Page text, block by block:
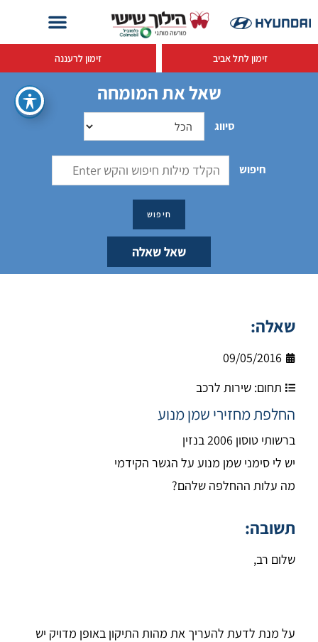
זימון לתל אביב זימון לרעננה
שאל את המומחה
סיווג
חיפוש
שאל שאלה
שאלה:
09/05/2016
תחום: שירות לרכב
החלפת מחזירי שמן מנוע
ברשותי טוסון 2006 בנזין
יש לי סימני שמן מנוע על הגשר הקידמי
מה עלות ההחלפה שלהם?
תשובה:
שלום רב,
על מנת לדעת להעריך את מהות התיקון באופן מדויק יש